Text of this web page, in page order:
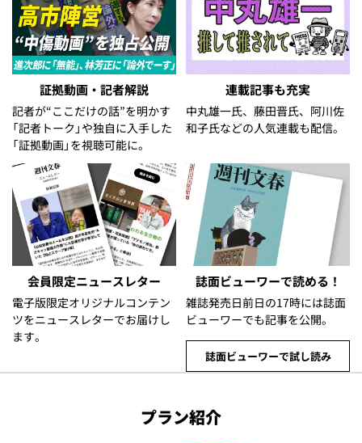
証拠動画・記者解説
記者が“ここだけの話”を明かす
「記者トーク」や独自に入手した
「証拠動画」を視聴可能に。
連載記事も充実
中丸雄一氏、藤田晋氏、阿川佐
和子氏などの人気連載も配信。
会員限定ニュースレター
電子版限定オリジナルコンテン
ツをニュースレターでお届けし
ます。
誌面ビューワーで読める！
雑誌発売日前日の17時には誌面
ビューワーでも記事を公開。
誌面ビューワーで試し読み
プラン紹介